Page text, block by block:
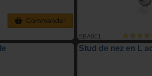
Commander
SBA001
Stud de nez en L